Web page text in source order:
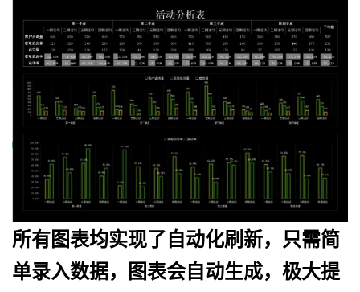
所有图表均实现了自动化刷新，只需简
单录入数据，图表会自动生成，极大提